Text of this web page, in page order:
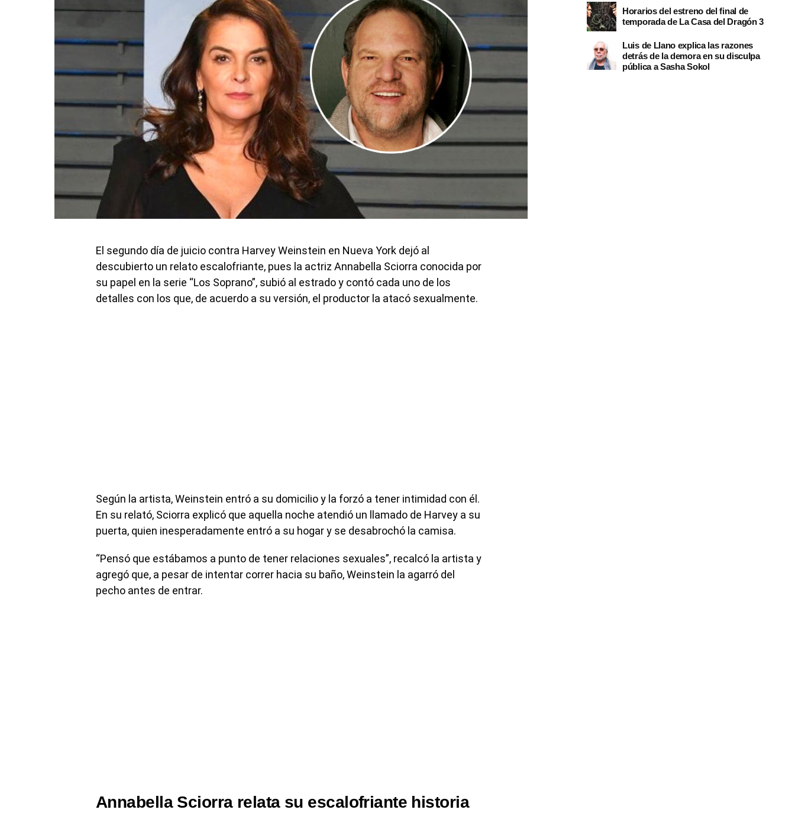
El segundo día de juicio contra Harvey Weinstein en Nueva York dejó al
descubierto un relato escalofriante, pues la actriz Annabella Sciorra conocida por
su papel en la serie “Los Soprano”, subió al estrado y contó cada uno de los
detalles con los que, de acuerdo a su versión, el productor la atacó sexualmente.
Según la artista, Weinstein entró a su domicilio y la forzó a tener intimidad con él.
En su relató, Sciorra explicó que aquella noche atendió un llamado de Harvey a su
puerta, quien inesperadamente entró a su hogar y se desabrochó la camisa.
“Pensó que estábamos a punto de tener relaciones sexuales”, recalcó la artista y
agregó que, a pesar de intentar correr hacia su baño, Weinstein la agarró del
pecho antes de entrar.
Annabella Sciorra relata su escalofriante historia
Horarios del estreno del final de
temporada de La Casa del Dragón 3
Luis de Llano explica las razones
detrás de la demora en su disculpa
pública a Sasha Sokol